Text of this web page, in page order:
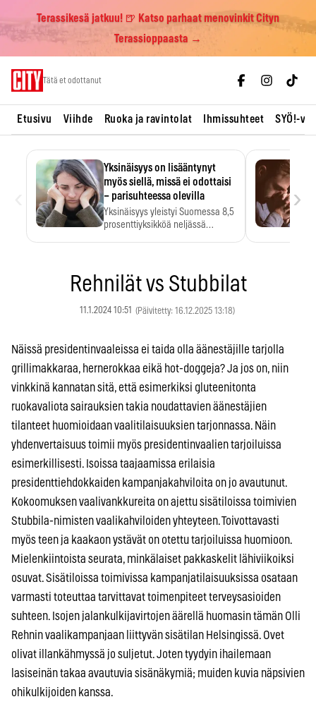
Terassikesä jatkuu! 🍺 Katso parhaat menovinkit Cityn
Terassioppaasta →
Tätä et odottanut
Etusivu Viihde Ruoka ja ravintolat Ihmissuhteet SYÖ!-
Yksinäisyys on lisääntynyt
myös siellä, missä ei odottaisi
– parisuhteessa olevilla
Yksinäisyys yleistyi Suomessa 8,5
prosenttiyksikköä neljässä
›
Rehnilät vs Stubbilat
11.1.2024 10:51 (Päivitetty: 16.12.2025 13:18)
Näissä presidentinvaaleissa ei taida olla äänestäjille tarjolla
grillimakkaraa, hernerokkaa eikä hot-doggeja? Ja jos on, niin
vinkkinä kannatan sitä, että esimerkiksi gluteenitonta
ruokavaliota sairauksien takia noudattavien äänestäjien
tilanteet huomioidaan vaalitilaisuuksien tarjonnassa. Näin
yhdenvertaisuus toimii myös presidentinvaalien tarjoiluissa
esimerkillisesti. Isoissa taajaamissa erilaisia
presidenttiehdokkaiden kampanjakahviloita on jo avautunut.
Kokoomuksen vaalivankkureita on ajettu sisätiloissa toimivien
Stubbila-nimisten vaalikahviloiden yhteyteen. Toivottavasti
myös teen ja kaakaon ystävät on otettu tarjoiluissa huomioon.
Mielenkiintoista seurata, minkälaiset pakkaskelit lähiviikoiksi
osuvat. Sisätiloissa toimivissa kampanjatilaisuuksissa osataan
varmasti toteuttaa tarvittavat toimenpiteet terveysasioiden
suhteen. Isojen jalankulkijavirtojen äärellä huomasin tämän Olli
Rehnin vaalikampanjaan liittyvän sisätilan Helsingissä. Ovet
olivat illankähmyssä jo suljetut. Joten tyydyin ihailemaan
lasiseinän takaa avautuvia sisänäkymiä; muiden kuvia näpsivien
ohikulkijoiden kanssa.